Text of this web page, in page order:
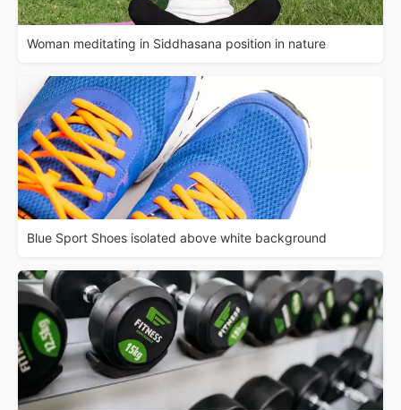
Woman meditating in Siddhasana position in nature
Blue Sport Shoes isolated above white background